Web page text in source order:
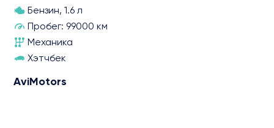
Бензин, 1.6 л
Пробег: 99000 км
Механика
Хэтчбек
AviMotors